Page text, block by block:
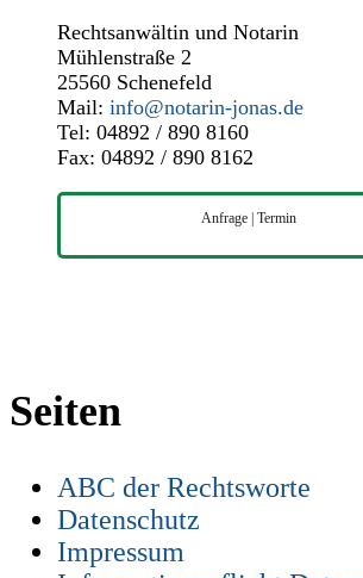
Rechtsanwältin und Notarin
Mühlenstraße 2
25560 Schenefeld
Mail: info@notarin-jonas.de
Tel: 04892 / 890 8160
Fax: 04892 / 890 8162
Anfrage | Termin
Seiten
ABC der Rechtsworte
Datenschutz
Impressum